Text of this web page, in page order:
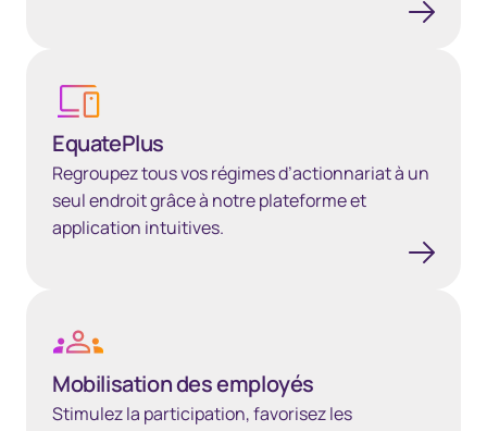
EquatePlus
Regroupez tous vos régimes d’actionnariat à un
seul endroit grâce à notre plateforme et
application intuitives.
Mobilisation des employés
Stimulez la participation, favorisez les